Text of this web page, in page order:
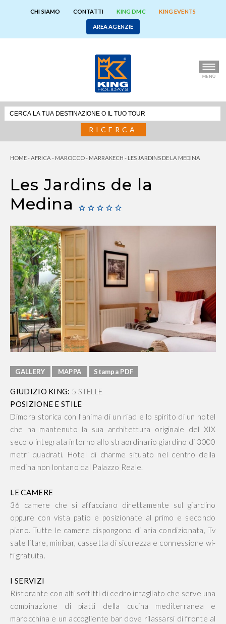
CHI SIAMO CONTATTI KING DMC KING EVENTS
AREA AGENZIE
RICERCA
HOME-AFRICA - MAROCCO- MARRAKECH - LES JARDINS DE LA MEDINA
Les Jardins de la
Medina
GALLERY MAPPA Stampa PDF
GIUDIZIO KING: 5 STELLE
POSIZIONE E STILE
Dimora storica con l’anima di un riad e lo spirito di un hotel
che ha mantenuto la sua architettura originale del XIX
secolo integrata intorno allo straordinario giardino di 3000
metri quadrati. Hotel di charme situato nel centro della
medina non lontano dal Palazzo Reale.
LE CAMERE
36 camere che si affacciano direttamente sul giardino
oppure con vista patio e posizionate al primo e secondo
piano. Tutte le camere dispongono di aria condizionata, Tv
satellitare, minibar, cassetta di sicurezza e connessione wi-
fi gratuita.
I SERVIZI
Ristorante con alti soffitti di cedro intagliato che serve una
combinazione di piatti della cucina mediterranea e
marocchina e un accogliente bar dove rilassarsi di fronte al